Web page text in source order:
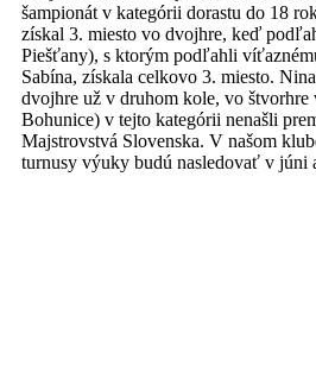
šampionát v kategórii dorastu do 18
získal 3. miesto vo dvojhre, keď
Piešťany), s ktorým podľahli
Sabína, získala celkovo 3. miesto.
dvojhre už v druhom kole, vo štvorhre
Bohunice) v tejto kategórii nenašli
Majstrovstvá Slovenska. V našom
turnusy výuky budú nasledovať v júni